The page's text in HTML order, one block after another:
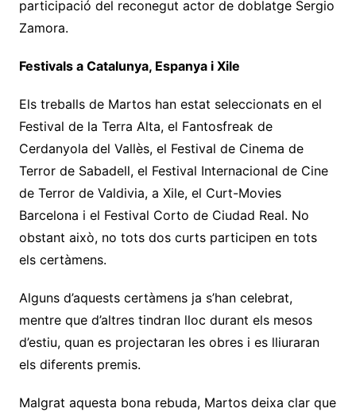
participació del reconegut actor de doblatge Sergio
Zamora.
Festivals a Catalunya, Espanya i Xile
Els treballs de Martos han estat seleccionats en el
Festival de la Terra Alta, el Fantosfreak de
Cerdanyola del Vallès, el Festival de Cinema de
Terror de Sabadell, el Festival Internacional de Cine
de Terror de Valdivia, a Xile, el Curt-Movies
Barcelona i el Festival Corto de Ciudad Real. No
obstant això, no tots dos curts participen en tots
els certàmens.
Alguns d’aquests certàmens ja s’han celebrat,
mentre que d’altres tindran lloc durant els mesos
d’estiu, quan es projectaran les obres i es lliuraran
els diferents premis.
Malgrat aquesta bona rebuda, Martos deixa clar que